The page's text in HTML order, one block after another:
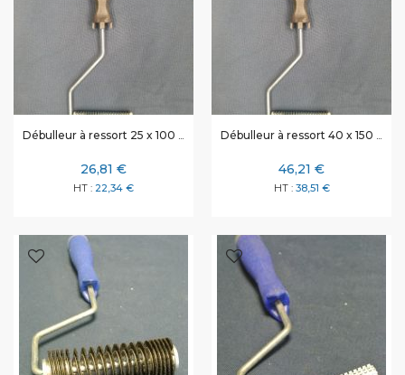
Débulleur à ressort 25 x 100 mm
26,81 €
22,34 €
Débulleur à ressort 40 x 150 mm
46,21 €
38,51 €